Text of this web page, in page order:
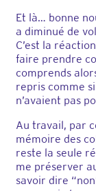
Et là… bonne
a diminué de
C’est la
faire prendre
comprends
repris comme
n’avaient pas
Au travail, par
mémoire des
reste la seule
me préserver
savoir dire